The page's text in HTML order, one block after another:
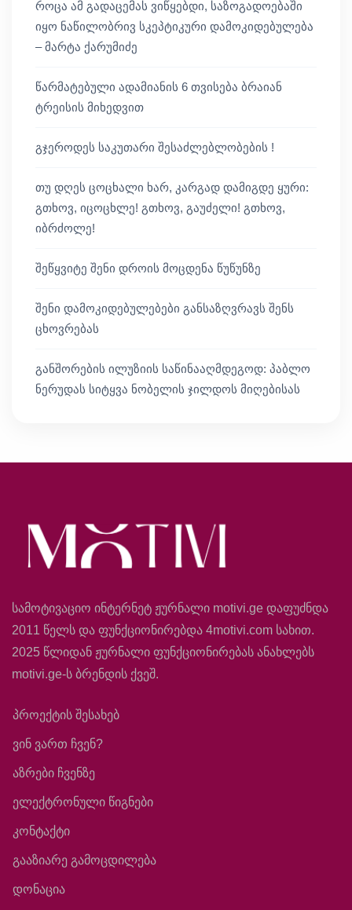
როცა ამ გადაცემას ვიწყებდი, საზოგადოებაში
იყო ნაწილობრივ სკეპტიკური დამოკიდებულება
– მარტა ქარუმიძე
წარმატებული ადამიანის 6 თვისება ბრაიან
ტრეისის მიხედვით
გჯეროდეს საკუთარი შესაძლებლობების !
თუ დღეს ცოცხალი ხარ, კარგად დამიგდე ყური:
გთხოვ, იცოცხლე! გთხოვ, გაუძელი! გთხოვ,
იბრძოლე!
შეწყვიტე შენი დროის მოცდენა წუწუნზე
შენი დამოკიდებულებები განსაზღვრავს შენს
ცხოვრებას
განშორების ილუზიის საწინააღმდეგოდ: პაბლო
ნერუდას სიტყვა ნობელის ჯილდოს მიღებისას
სამოტივაციო ინტერნეტ ჟურნალი motivi.ge დაფუძნდა
2011 წელს და ფუნქციონირებდა 4motivi.com სახით.
2025 წლიდან ჟურნალი ფუნქციონირებას ანახლებს
motivi.ge-ს ბრენდის ქვეშ.
პროექტის შესახებ
ვინ ვართ ჩვენ?
აზრები ჩვენზე
ელექტრონული წიგნები
კონტაქტი
გააზიარე გამოცდილება
დონაცია